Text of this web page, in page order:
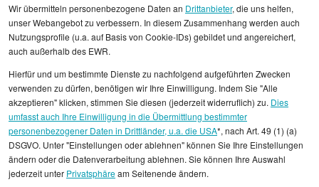
Dezernent/in
Alle angezeigten Gehaltsdaten beruhen auf
statistischen Erhebungen durch StepStone. Es sind
Durchschnittswerte und die Angaben können nicht
einzelnen Stellenangeboten zugeordnet werden.
Wir übermitteln personenbezogene Daten an Drittanbieter, die uns helfen,
unser Webangebot zu verbessern. In diesem Zusammenhang werden auch
Nutzungsprofile (u.a. auf Basis von Cookie-IDs) gebildet und angereichert,
auch außerhalb des EWR.
Hierfür und um bestimmte Dienste zu nachfolgend aufgeführten Zwecken
verwenden zu dürfen, benötigen wir Ihre Einwilligung. Indem Sie "Alle
akzeptieren" klicken, stimmen Sie diesen (jederzeit widerruflich) zu. Dies
umfasst auch Ihre Einwilligung in die Übermittlung bestimmter
personenbezogener Daten in Drittländer, u.a. die USA*, nach Art. 49 (1) (a)
DSGVO. Unter "Einstellungen oder ablehnen" können Sie Ihre Einstellungen
ändern oder die Datenverarbeitung ablehnen. Sie können Ihre Auswahl
jederzeit unter Privatsphäream Seitenende ändern.